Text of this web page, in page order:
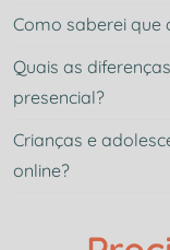
Como saberei que
Quais as
presencial?
Crianças e
online?